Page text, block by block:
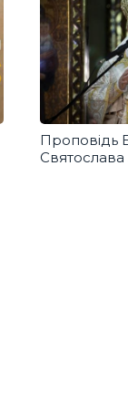
Проповідь
Святослава